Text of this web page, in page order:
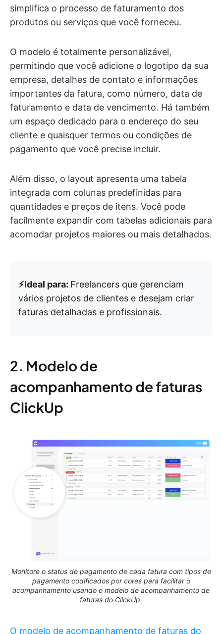
simplifica o processo de faturamento dos
produtos ou serviços que você forneceu.
O modelo é totalmente personalizável,
permitindo que você adicione o logotipo da sua
empresa, detalhes de contato e informações
importantes da fatura, como número, data de
faturamento e data de vencimento. Há também
um espaço dedicado para o endereço do seu
cliente e quaisquer termos ou condições de
pagamento que você precise incluir.
Além disso, o layout apresenta uma tabela
integrada com colunas predefinidas para
quantidades e preços de itens. Você pode
facilmente expandir com tabelas adicionais para
acomodar projetos maiores ou mais detalhados.
⚡️Ideal para: Freelancers que gerenciam
vários projetos de clientes e desejam criar
faturas detalhadas e profissionais.
2. Modelo de
acompanhamento de faturas
ClickUp
Monitore o status de pagamento de cada fatura com tipos de
pagamento codificados por cores para facilitar o
acompanhamento usando o modelo de acompanhamento de
faturas do ClickUp.
O modelo de acompanhamento de faturas do